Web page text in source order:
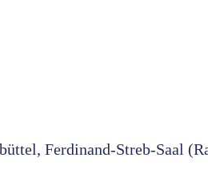
Ferdinand-Streb-Saal